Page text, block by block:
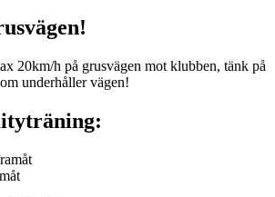
20km/h på grusvägen mot klubben, tänk på
underhåller vägen!